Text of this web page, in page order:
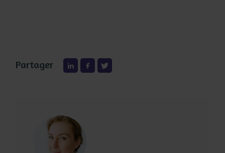
Partager